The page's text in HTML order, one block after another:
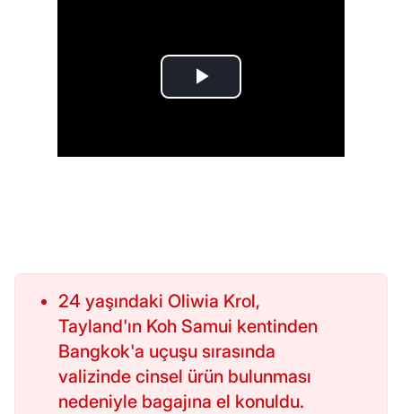
24 yaşındaki Oliwia Krol,
Tayland'ın Koh Samui kentinden
Bangkok'a uçuşu sırasında
valizinde cinsel ürün bulunması
nedeniyle bagajına el konuldu.